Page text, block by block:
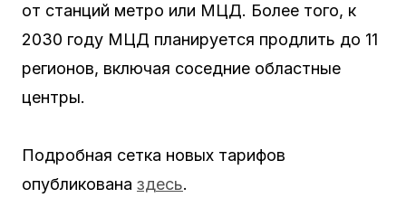
от станций метро или МЦД. Более того, к
2030 году МЦД планируется продлить до 11
регионов, включая соседние областные
центры.
Подробная сетка новых тарифов
опубликована здесь.